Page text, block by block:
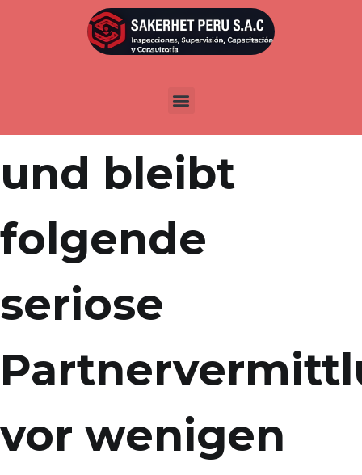
Publicada enmarzo 23, 2022
GLEICHLAUT ist
und bleibt
folgende
seriose
vor wenigen